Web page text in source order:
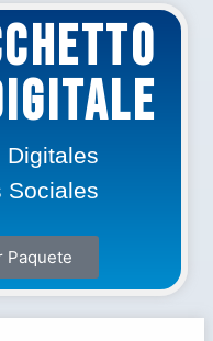
Digitales
Sociales
Paquete